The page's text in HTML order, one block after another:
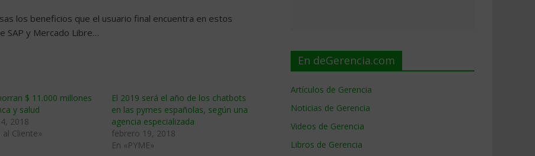
los beneficios que el usuario final encuentra en estos
SAP y Mercado Libre…
$ 11.000 millones
y salud
2018
al Cliente»
El 2019 será el año de los chatbots
en las pymes españolas, según una
agencia especializada
febrero 19, 2018
En «PYME»
En deGerencia.com
Artículos de Gerencia
Noticias de Gerencia
Videos de Gerencia
Libros de Gerencia